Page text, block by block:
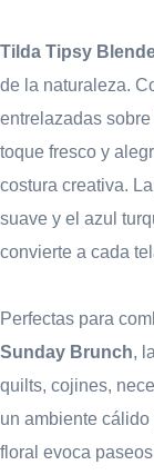
Tilda Tipsy
de la naturaleza.
entrelazadas
toque fresco y
costura creativa.
suave y el azul
convierte a cada
Perfectas para
Sunday Brunch,
quilts, cojines,
un ambiente
floral evoca